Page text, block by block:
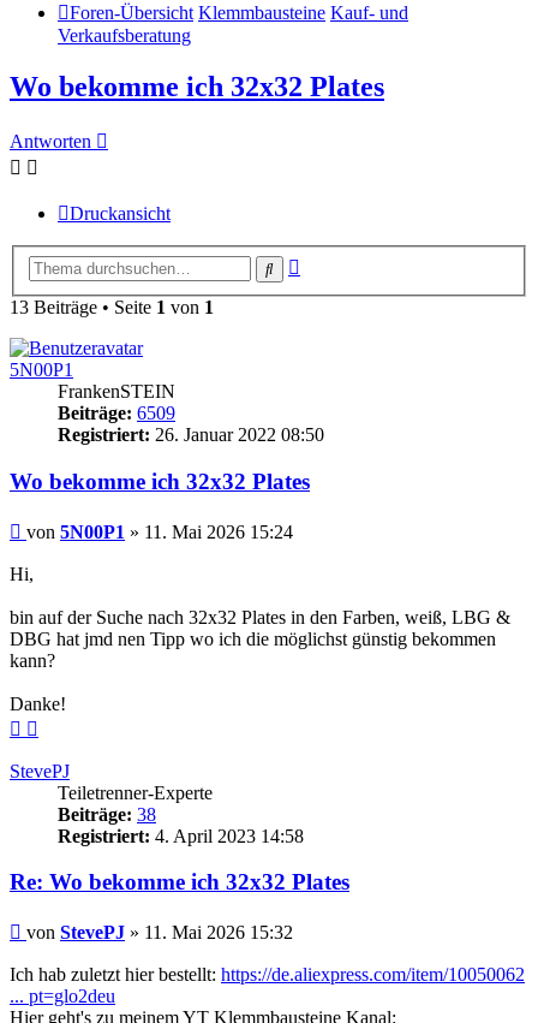
Foren-Übersicht Klemmbausteine Kauf- und
Verkaufsberatung
Wo bekomme ich 32x32 Plates
Antworten
Druckansicht
Suche
13 Beiträge • Seite 1 von 1
5N00P1
FrankenSTEIN
Beiträge: 6509
Registriert: 26. Januar 2022 08:50
Wo bekomme ich 32x32 Plates
Beitrag
von 5N00P1 » 11. Mai 2026 15:24
Hi,
bin auf der Suche nach 32x32 Plates in den Farben, weiß, LBG &
DBG hat jmd nen Tipp wo ich die möglichst günstig bekommen
kann?
Danke!
Nach
(Seite)
(Beitrag)
StevePJ
Teiletrenner-Experte
Beiträge: 38
Registriert: 4. April 2023 14:58
Re: Wo bekomme ich 32x32 Plates
Beitrag
von StevePJ » 11. Mai 2026 15:32
Ich hab zuletzt hier bestellt: https://de.aliexpress.com/item/10050062
... pt=glo2deu
Hier geht's zu meinem YT Klemmbausteine Kanal: